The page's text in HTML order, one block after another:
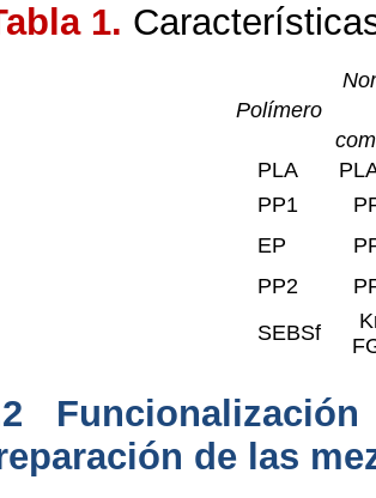
1.
Polímero
PLA
PP1
EP
PP2
SEBSf
2
de las